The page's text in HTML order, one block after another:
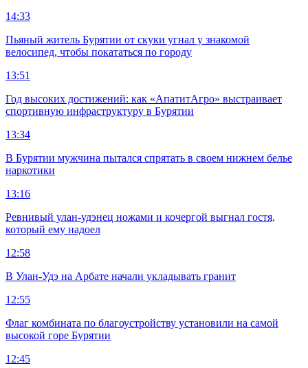
14:33
Пьяный житель Бурятии от скуки угнал у знакомой
велосипед, чтобы покататься по городу
13:51
Год высоких достижений: как «АпатитАгро» выстраивает
спортивную инфраструктуру в Бурятии
13:34
В Бурятии мужчина пытался спрятать в своем нижнем белье
наркотики
13:16
Ревнивый улан-удэнец ножами и кочергой выгнал гостя,
который ему надоел
12:58
В Улан-Удэ на Арбате начали укладывать гранит
12:55
Флаг комбината по благоустройству установили на самой
высокой горе Бурятии
12:45